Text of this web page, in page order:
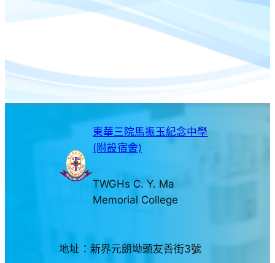
東華三院馬振玉紀念中學
(附設宿舍)
TWGHs C. Y. Ma
Memorial College
地址：新界元朗坳頭友善街3號